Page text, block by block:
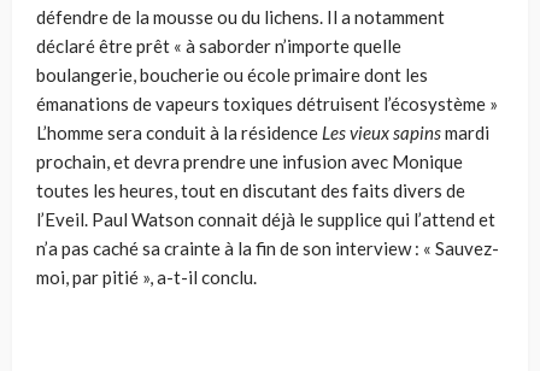
défendre de la mousse ou du lichens. Il a notamment
déclaré être prêt « à saborder n’importe quelle
boulangerie, boucherie ou école primaire dont les
émanations de vapeurs toxiques détruisent l’écosystème »
L’homme sera conduit à la résidence Les vieux sapinsmardi
prochain, et devra prendre une infusion avec Monique
toutes les heures, tout en discutant des faits divers de
l’Eveil. Paul Watson connait déjà le supplice qui l’attend et
n’a pas caché sa crainte à la fin de son interview : « Sauvez-
moi, par pitié », a-t-il conclu.